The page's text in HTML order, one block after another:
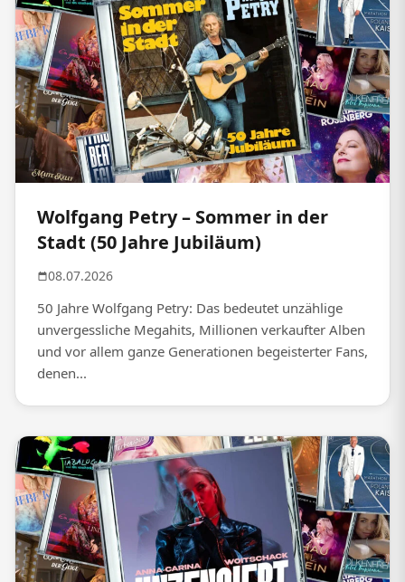
Wolfgang Petry – Sommer in der
Stadt (50 Jahre Jubiläum)
08.07.2026
50 Jahre Wolfgang Petry: Das bedeutet unzählige
unvergessliche Megahits, Millionen verkaufter Alben
und vor allem ganze Generationen begeisterter Fans,
denen...